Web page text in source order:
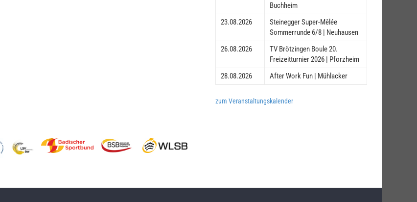
Buchheim
23.08.2026
Steinegger Super-Mêlée
Sommerrunde 6/8 | Neuhausen
26.08.2026
TV Brötzingen Boule 20.
Freizeitturnier 2026 | Pforzheim
28.08.2026
After Work Fun | Mühlacker
zum Veranstaltungskalender